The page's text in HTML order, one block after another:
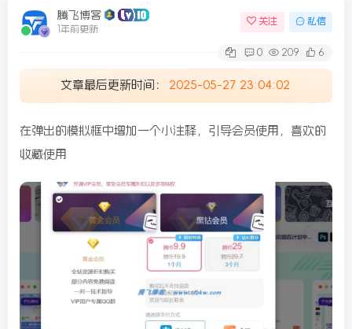
腾飞博客
1年前更新
关注 私信
0 209 6
文章最后更新时间： 2025-05-27 23:04:02
在弹出的模拟框中增加一个小注释，引导会员使用，喜欢的
收藏使用